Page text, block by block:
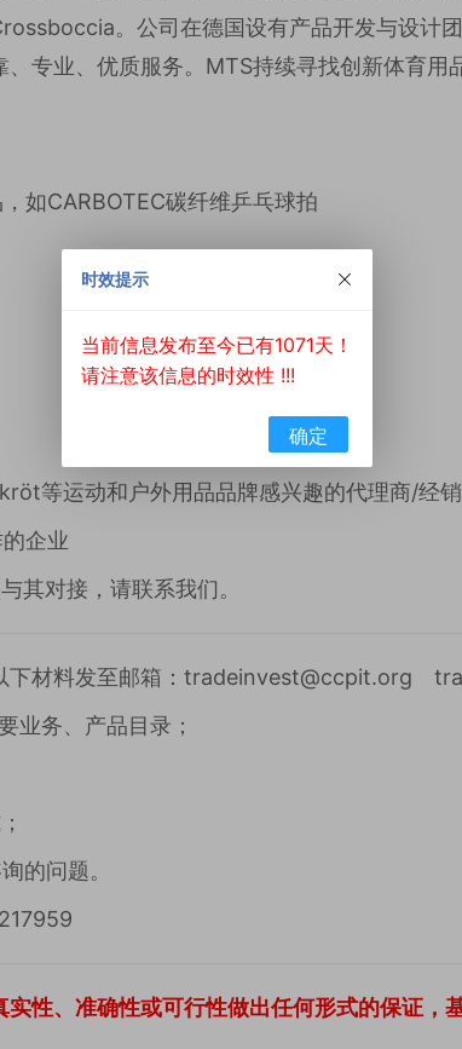
。公司在德国设有产品开发与设计
专业、优质服务。MTS持续寻找创新体育用
如CARBOTEC碳纤维乒乓球拍
等运动和户外用品品牌感兴趣的代理商/经
企业
其对接，请联系我们。
下材料发至邮箱：tradeinvest@ccpit.org
业务、产品目录；
的问题。
性、准确性或可行性做出任何形式的保证，
时效提示
当前信息发布至今已有1071天！
请注意该信息的时效性 !!!
确定